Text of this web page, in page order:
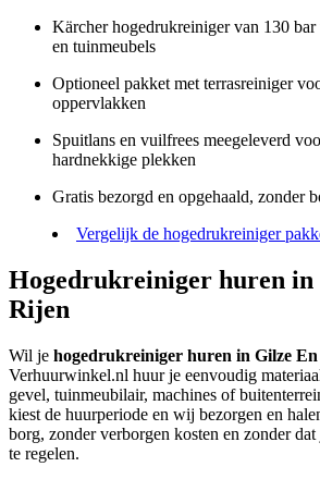
Kärcher hogedrukreiniger van 130
en tuinmeubels
Optioneel pakket met terrasreiniger
oppervlakken
Spuitlans en vuilfrees meegeleverd
hardnekkige plekken
Gratis bezorgd en opgehaald, zonder
Vergelijk de hogedrukreiniger
Hogedrukreiniger huren in
Rijen
Wil je hogedrukreiniger huren in Gilze
Verhuurwinkel.nl huur je eenvoudig
gevel, tuinmeubilair, machines of
kiest de huurperiode en wij bezorgen en
borg, zonder verborgen kosten en zonder
te regelen.